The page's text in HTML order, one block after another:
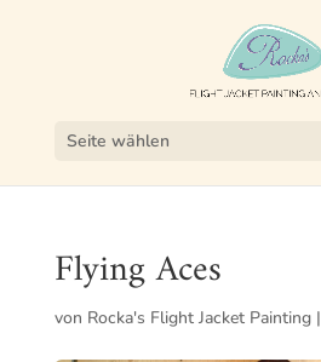
Seite wählen
Flying Aces
von Rocka's Flight Jacket Painting|